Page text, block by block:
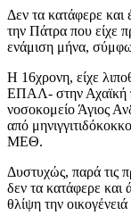
Δεν τα κατάφερε και
την Πάτρα που είχε
ενάμιση μήνα,
Η 16χρονη, είχε
ΕΠΑΛ- στην Αχαϊκή
νοσοκομείο Άγιος
από
ΜΕΘ.
Δυστυχώς, παρά τις
δεν τα κατάφερε και
θλίψη την